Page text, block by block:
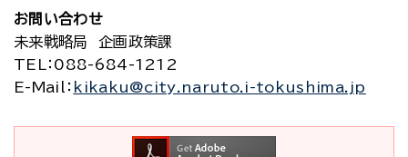
お問い合わせ
未来戦略局 企画政策課
TEL
：088-684-1212
E-Mail
： kikaku@city.naruto.i-tokushima.jp